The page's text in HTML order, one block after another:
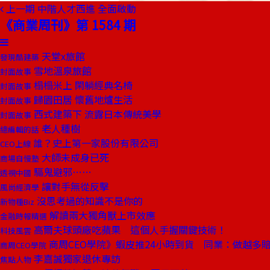
上一期 中階人才西進 全面啟動
《商業周刊》第 1584 期
發現酷建築 天堂x旅館
封面故事 雪地溫泉旅館
封面故事 榻榻米上 閑躺經典名椅
封面故事 歸園田居 懷舊地爐生活
封面故事 西式建築下 流露日本傳統美學
總編輯的話 老人種樹
CEO上線 誰？史上第一家股份有限公司
商場自慢塾 大師未成身已死
透視中國 驅鬼避邪……
風尚經濟學 讓對手無從反擊
新物種Biz 沒思考過的知識不是你的
金融時報精選 解讀兩大獨角獸上市效應
科技風雲 高爾夫球頭廠吃蘋果 這個人手握關鍵技術！
商周CEO學院 商周CEO學院》蝦皮推24小時到貨 同業：做越多
焦點人物 李嘉誠獨家退休專訪